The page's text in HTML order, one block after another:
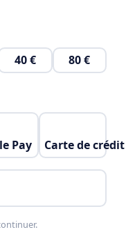
Un cadre légal
leurs
la loi la
celle de la
40 € 80 €
Pay Carte de crédit